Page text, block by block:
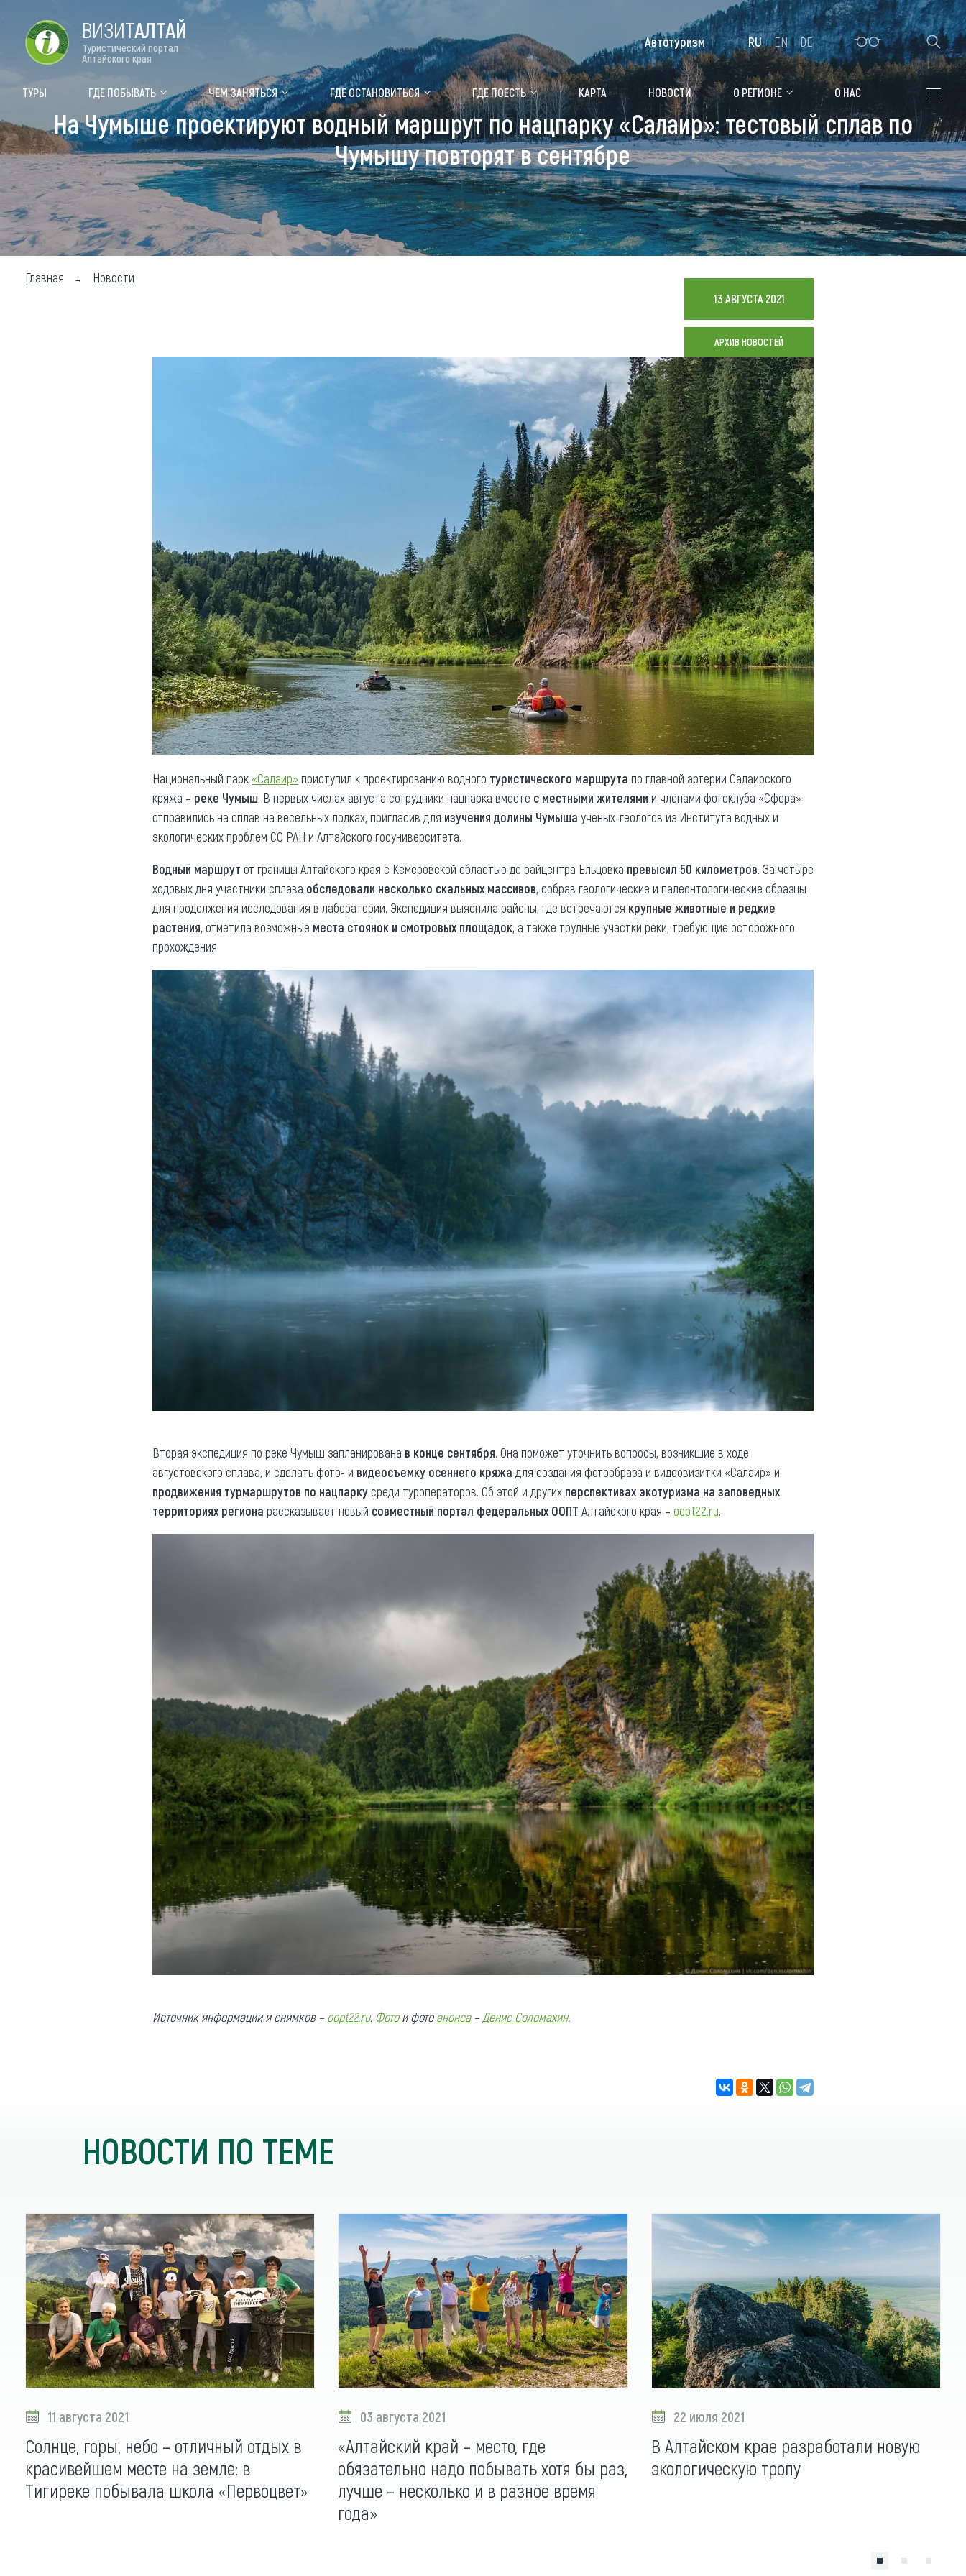
Форум VISIT ALTAI Цветение маральника Медицинский форум Алтайская зимовка
Туры Где побывать
Объекты природы
Объекты истории и культуры
Объекты развлечений
Топ туристических мест
Чем заняться
Календарь событий
Аудиогид
Мой маршрут
Где остановиться
Санатории
Гостиницы, отели
Коттеджи, базы
Сельские усадьбы
Мотели, придорожные отели
Новости
Что привезти (сувениры)
Общая информация
Как добраться
Люди, прославившие Алтай
Карты и буклеты
Коллекция впечатлений
Блог путешественника
Видеогалерея
Фотогалерея
Реестр туроператоров
Реестр туристических
агентств Алтайского края
Обращения граждан
Противодействие коррупции
ВИЗИТАЛТАЙ
Туристический портал
Алтайского края
ТУРЫ ГДЕ ПОБЫВАТЬ ЧЕМ ЗАНЯТЬСЯ ГДЕ ОСТАНОВИТЬСЯ ГДЕ ПОЕСТЬ КАРТА НОВОСТИ О РЕГИОНЕ О НАС
Автотуризм RU EN DE
На Чумыше проектируют водный маршрут по нацпарку «Салаир»: тестовый сплав по
Чумышу повторят в сентябре
Главная Новости
13 АВГУСТА 2021
АРХИВ НОВОСТЕЙ
Национальный парк «Салаир» приступил к проектированию водного туристического маршрута по главной артерии Салаирского
кряжа – реке Чумыш. В первых числах августа сотрудники нацпарка вместе с местными жителями и членами фотоклуба «Сфера»
отправились на сплав на весельных лодках, пригласив для изучения долины Чумыша ученых-геологов из Института водных и
экологических проблем СО РАН и Алтайского госуниверситета.
Водный маршрут от границы Алтайского края с Кемеровской областью до райцентра Ельцовка превысил 50 километров. За четыре
ходовых дня участники сплава обследовали несколько скальных массивов, собрав геологические и палеонтологические образцы
для продолжения исследования в лаборатории. Экспедиция выяснила районы, где встречаются крупные животные и редкие
растения, отметила возможные места стоянок и смотровых площадок, а также трудные участки реки, требующие осторожного
прохождения.
Вторая экспедиция по реке Чумыш запланирована в конце сентября. Она поможет уточнить вопросы, возникшие в ходе
августовского сплава, и сделать фото- и видеосъемку осеннего кряжа для создания фотообраза и видеовизитки «Салаир» и
продвижения турмаршрутов по нацпаркусреди туроператоров. Об этой и других перспективах экотуризма на заповедных
территориях региона рассказывает новый совместный портал федеральных ООПТ Алтайского края – oopt22.ru.
Источник информации и снимков – oopt22.ru. Фотои фотоанонса– Денис Соломахин.
НОВОСТИ ПО ТЕМЕ
11 августа 2021
Солнце, горы, небо – отличный отдых в
красивейшем месте на земле: в
Тигиреке побывала школа «Первоцвет»
03 августа 2021
«Алтайский край – место, где
обязательно надо побывать хотя бы раз,
лучше – несколько и в разное время
года»
22 июля 2021
В Алтайском крае разработали новую
экологическую тропу